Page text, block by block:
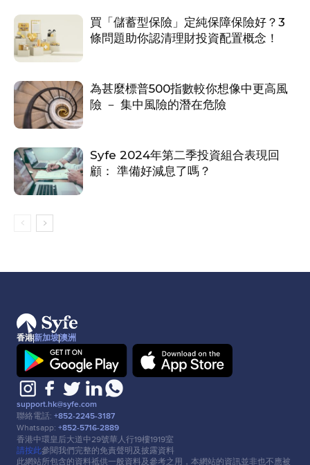
買「儲蓄型保險」定純保障保險好？3
條問題助你認清理財投資配置概念！
為甚麼標普500指數較你想像中更高風
險 － 集中風險的潛在危險
Syfe 2024年第二季投資組合表現回
顧： 準備好減息了嗎？
香港新加坡澳洲
support.hk@syfe.com
聯絡電話: +852-2245-3187
Whatsapp: +852-5716-2889
香港中環皇后⼤道中29號華⼈⾏19樓1919室
請按此參閱我們完整的免責聲明及披露資料
此網站所包含的資料祗供⼀般資料及參考之⽤，本網站的資訊並非也不應被